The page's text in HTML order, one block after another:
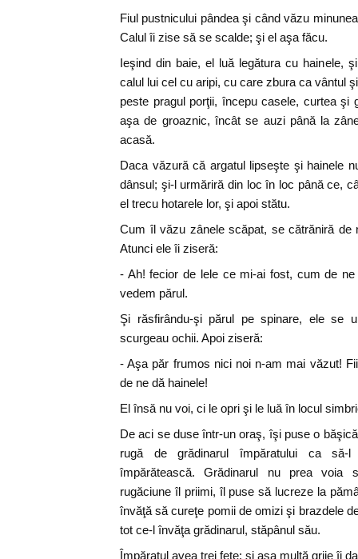
Fiul pustnicului pândea şi când văzu
Calul îi zise să se scalde; şi el aşa făcu.
Ieşind din baie, el luă legătura cu hainele,
calul lui cel cu aripi, cu care zbura ca vântul
peste pragul porţii, începu casele, curtea şi
aşa de groaznic, încât se auzi până la
acasă.
Daca văzură că argatul lipseşte şi hainele
dânsul; şi-l urmăriră din loc în loc până ce,
el trecu hotarele lor, şi apoi stătu.
Cum îl văzu zânele scăpat, se cătrăniră de
Atunci ele îi ziseră:
- Ah! fecior de lele ce mi-ai fost, cum de
vedem părul.
Şi răsfirându-şi părul pe spinare, ele se
scurgeau ochii. Apoi ziseră:
- Aşa păr frumos nici noi n-am mai văzut!
de ne dă hainele!
El însă nu voi, ci le opri şi le luă în locul
De aci se duse într-un oraş, îşi puse o
rugă de grădinarul împăratului ca să-
împărătească. Grădinarul nu prea voia
rugăciune îl priimi, îl puse să lucreze la
învăţă să cureţe pomii de omizi şi brazdele
tot ce-l învăţa grădinarul, stăpânul său.
Împăratul avea trei fete: şi aşa multă grije îi